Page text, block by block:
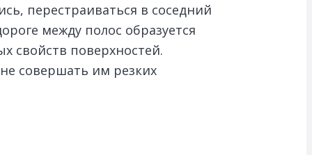
перестраиваться в соседний
между полос образуется
свойств поверхностей.
совершать им резких